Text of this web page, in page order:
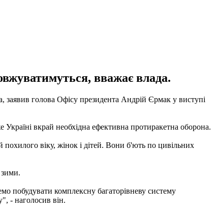
вважає влада.
заявив голова Офісу президента Андрій Єрмак у виступі
вкрай необхідна ефективна протиракетна оборона.
похилого віку, жінок і дітей. Вони б'ють по цивільних
зими.
побудувати комплексну багаторівневу систему
- наголосив він.